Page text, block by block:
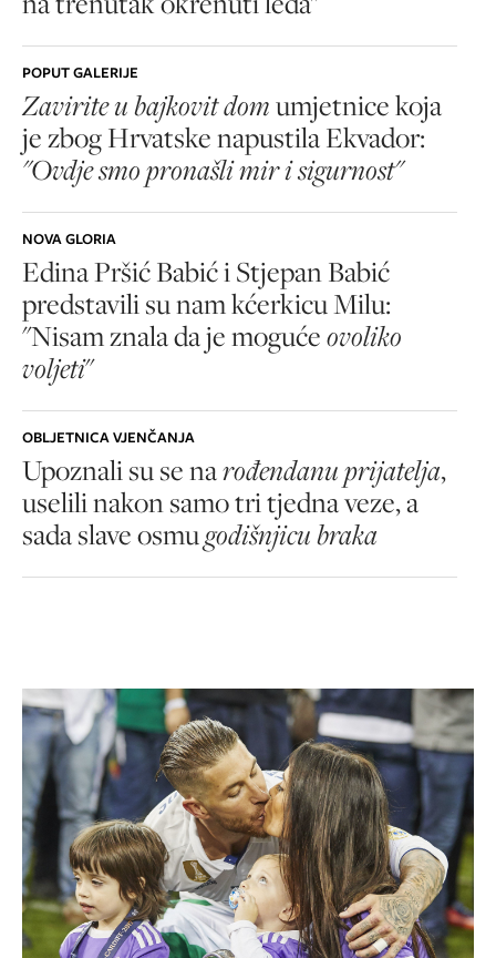
POPUT GALERIJE
Zavirite u bajkovit domumjetnice koja
je zbog Hrvatske napustila Ekvador:
"Ovdje smo pronašli mir i sigurnost"
NOVA GLORIA
Edina Pršić Babić i Stjepan Babić
predstavili su nam kćerkicu Milu:
"Nisam znala da je mogućeovoliko
voljeti"
OBLJETNICA VJENČANJA
Upoznali su se narođendanu prijatelja,
uselili nakon samo tri tjedna veze, a
sada slave osmugodišnjicu braka